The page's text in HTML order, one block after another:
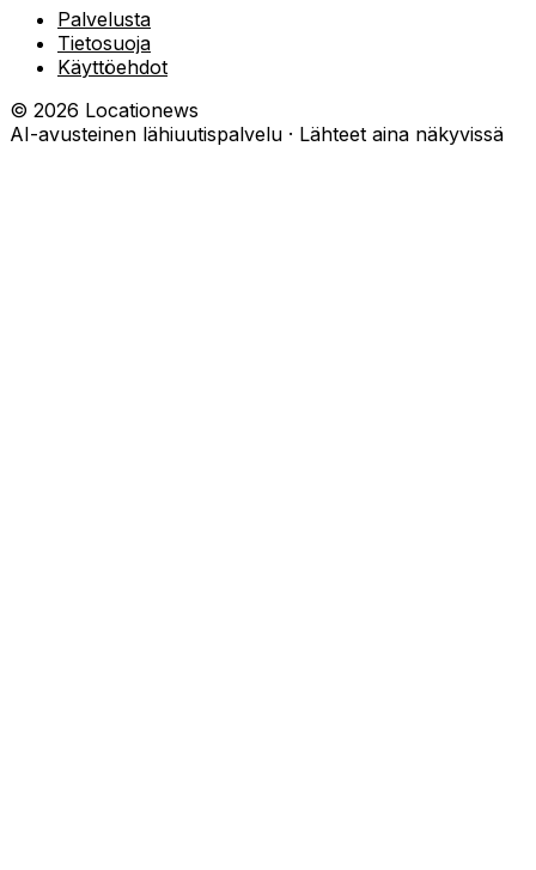
Palvelusta
Tietosuoja
Käyttöehdot
© 2026 Locationews
AI-avusteinen lähiuutispalvelu · Lähteet aina näkyvissä